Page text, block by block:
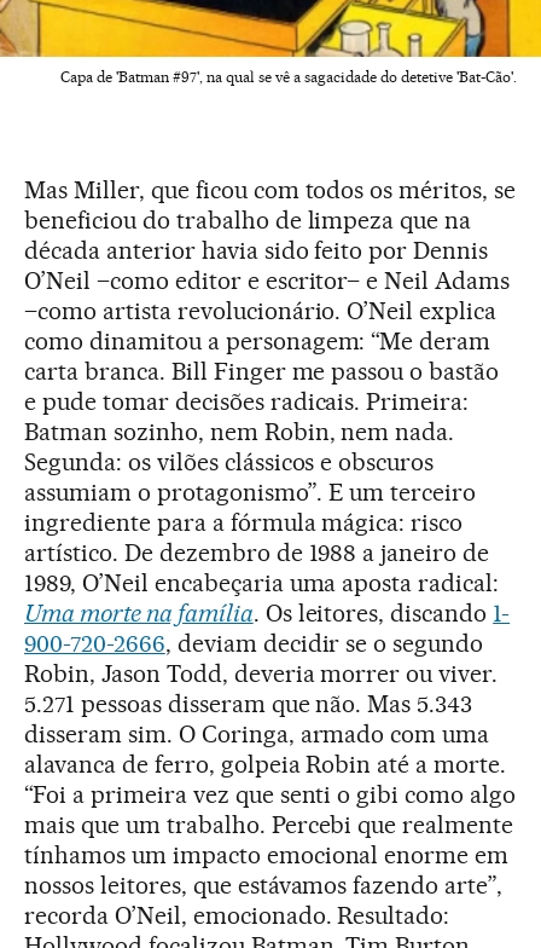
Capa de 'Batman #97', na qual se vê a sagacidade do detetive 'Bat-Cão'.
Mas Miller, que ficou com todos os méritos, se
beneficiou do trabalho de limpeza que na
década anterior havia sido feito por Dennis
O’Neil –como editor e escritor– e Neil Adams
–como artista revolucionário. O’Neil explica
como dinamitou a personagem: “Me deram
carta branca. Bill Finger me passou o bastão
e pude tomar decisões radicais. Primeira:
Batman sozinho, nem Robin, nem nada.
Segunda: os vilões clássicos e obscuros
assumiam o protagonismo”. E um terceiro
ingrediente para a fórmula mágica: risco
artístico. De dezembro de 1988 a janeiro de
1989, O’Neil encabeçaria uma aposta radical:
Uma morte na família. Os leitores, discando 1-
900-720-2666, deviam decidir se o segundo
Robin, Jason Todd, deveria morrer ou viver.
5.271 pessoas disseram que não. Mas 5.343
disseram sim. O Coringa, armado com uma
alavanca de ferro, golpeia Robin até a morte.
“Foi a primeira vez que senti o gibi como algo
mais que um trabalho. Percebi que realmente
tínhamos um impacto emocional enorme em
nossos leitores, que estávamos fazendo arte”,
recorda O’Neil, emocionado. Resultado: